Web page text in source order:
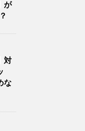
が
対
な